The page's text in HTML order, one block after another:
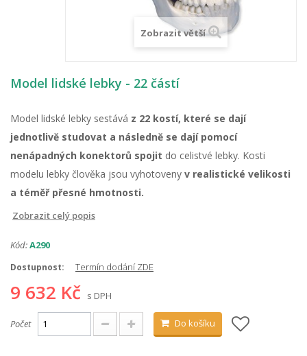
Zobrazit větší
Model lidské lebky - 22 částí
Model lidské lebky sestává z 22 kostí, které se dají
jednotlivě studovat a následně se dají pomocí
nenápadných konektorů spojit do celistvé lebky. Kosti
modelu lebky člověka jsou vyhotoveny v realistické velikosti
a téměř přesné hmotnosti.
Zobrazit celý popis
Kód:A290
Dostupnost: Termín dodání ZDE
9 632 Kč s DPH
Počet Do košíku